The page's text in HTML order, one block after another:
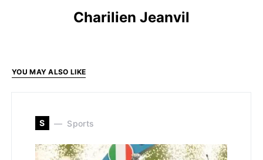
Charilien Jeanvil
YOU MAY ALSO LIKE
S Sports